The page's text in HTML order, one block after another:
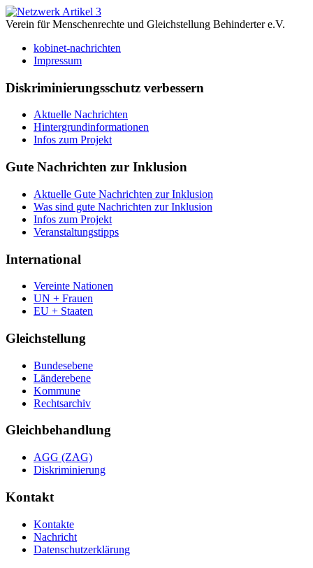
Verein für Menschenrechte und Gleichstellung Behinderter e.V.
kobinet-nachrichten
Impressum
Diskriminierungsschutz verbessern
Aktuelle Nachrichten
Hintergrundinformationen
Infos zum Projekt
Gute Nachrichten zur Inklusion
Aktuelle Gute Nachrichten zur Inklusion
Was sind gute Nachrichten zur Inklusion
Infos zum Projekt
Veranstaltungstipps
International
Vereinte Nationen
UN + Frauen
EU + Staaten
Gleichstellung
Bundesebene
Länderebene
Kommune
Rechtsarchiv
Gleichbehandlung
AGG (ZAG)
Diskriminierung
Kontakt
Kontakte
Nachricht
Datenschutzerklärung